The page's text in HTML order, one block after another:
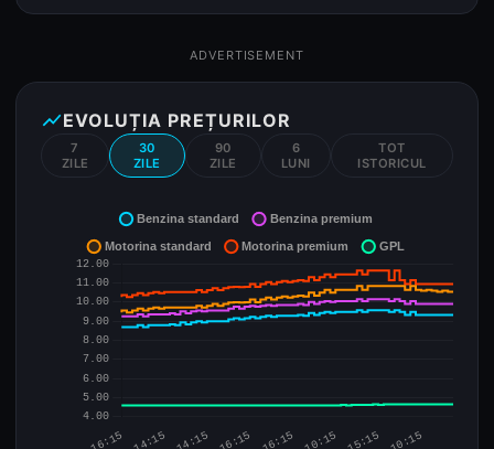
ADVERTISEMENT
show_chartEVOLUȚIA PREȚURILOR
7
ZILE
30
ZILE
90
ZILE
6
LUNI
TOT
ISTORICUL